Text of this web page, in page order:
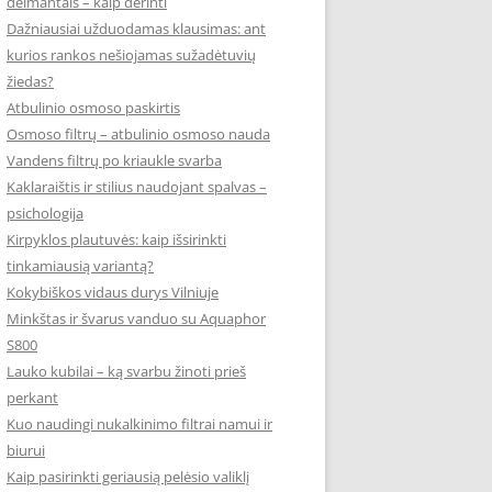
Dažniausiai užduodamas klausimas: ant
kurios rankos nešiojamas sužadėtuvių
žiedas?
Atbulinio osmoso paskirtis
Osmoso filtrų – atbulinio osmoso nauda
Vandens filtrų po kriaukle svarba
Kaklaraištis ir stilius naudojant spalvas –
psichologija
Kirpyklos plautuvės: kaip išsirinkti
tinkamiausią variantą?
Kokybiškos vidaus durys Vilniuje
Minkštas ir švarus vanduo su Aquaphor
S800
Lauko kubilai – ką svarbu žinoti prieš
perkant
Kuo naudingi nukalkinimo filtrai namui ir
biurui
Kaip pasirinkti geriausią pelėsio valiklį